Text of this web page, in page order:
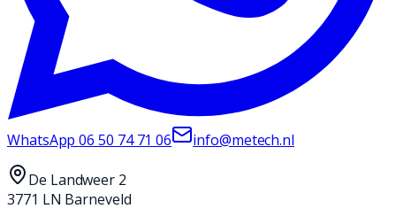
WhatsApp06 50 74 71 06 info@metech.nl
De Landweer 2
3771 LN Barneveld